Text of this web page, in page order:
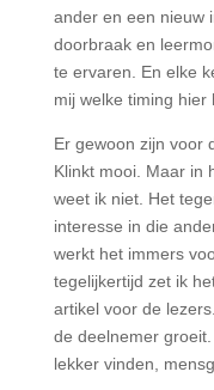
ander en een nieuw
doorbraak en
te ervaren. En elke
mij welke timing hier
Er gewoon zijn voor
Klinkt mooi. Maar in
weet ik niet. Het
interesse in die
werkt het immers
tegelijkertijd zet ik
artikel voor de
de deelnemer
lekker vinden,